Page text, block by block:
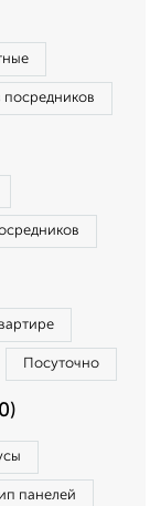
посредников
Посуточно
панелей